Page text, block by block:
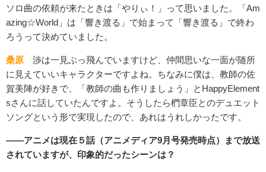
ソロ曲の依頼が来たときは「やりぃ！」って思いました。「Am
azing☆World」は「響き渡る」で始まって「響き渡る」で終わ
ろうって決めていました。
桑原 渉は一見ぶっ飛んでいますけど、仲間思いな一面が随所
に見えていいキャラクターですよね。ちなみに僕は、教師の佐
賀美陣が好きで、「教師の曲も作りましょう」とHappyElement
sさんに話していたんですよ。そうしたら椚章臣とのデュエット
ソングという形で実現したので、あれはうれしかったです。
――アニメは現在５話（アニメディア9月号発売時点）まで放送
されていますが、印象的だったシーンは？